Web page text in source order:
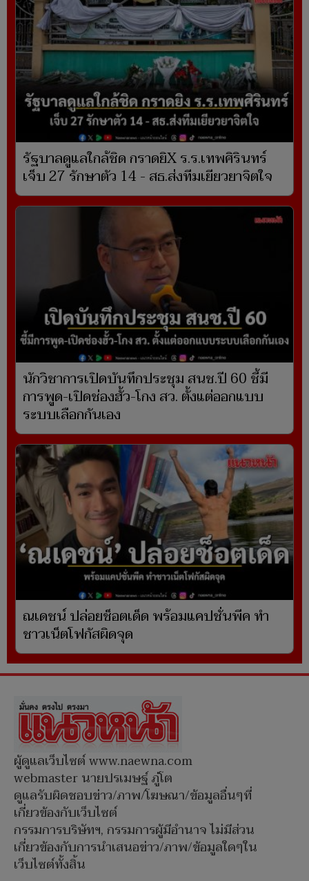
รัฐบาลดูแลใกล้ชิด กราดยิX ร.ร.เทพศิรินทร์
เจ็บ 27 รักษาตัว 14 - สธ.ส่งทีมเยียวยาจิตใจ
นักวิชาการเปิดบันทึกประชุม สนช.ปี 60 ชี้มี
การพูด-เปิดช่องฮั้ว-โกง สว. ตั้งแต่ออกแบบ
ระบบเลือกกันเอง
ณเดชน์ ปล่อยช็อตเด็ด พร้อมแคปชั่นพีค ทำ
ชาวเน็ตโฟกัสผิดจุด
ผู้ดูแลเว็บไซต์ www.naewna.com
webmaster นายปรเมษฐ์ ภู่โต
ดูแลรับผิดชอบข่าว/ภาพ/โฆษณา/ข้อมูลอื่นๆที่
เกี่ยวข้องกับเว็บไซต์
กรรมการบริษัทฯ, กรรมการผู้มีอำนาจ ไม่มีส่วน
เกี่ยวข้องกับการนำเสนอข่าว/ภาพ/ข้อมูลใดๆใน
เว็บไซต์ทั้งสิ้น